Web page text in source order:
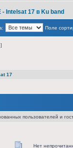
Intelsat 17 в Ku band
Поле
17
пользователей и
Нет